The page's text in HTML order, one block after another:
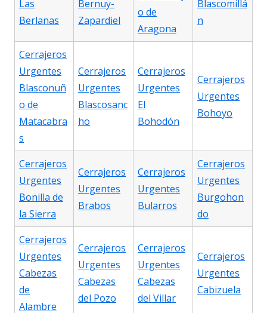
Las
Berlanas
Bernuy-
Zapardiel
o de
Aragona
Blascomillá
n
Cerrajeros
Urgentes
Blasconuñ
o de
Matacabra
s
Cerrajeros
Urgentes
Blascosanc
ho
Cerrajeros
Urgentes
El
Bohodón
Cerrajeros
Urgentes
Bohoyo
Cerrajeros
Urgentes
Bonilla de
la Sierra
Cerrajeros
Urgentes
Brabos
Cerrajeros
Urgentes
Bularros
Cerrajeros
Urgentes
Burgohon
do
Cerrajeros
Urgentes
Cabezas
de
Alambre
Cerrajeros
Urgentes
Cabezas
del Pozo
Cerrajeros
Urgentes
Cabezas
del Villar
Cerrajeros
Urgentes
Cabizuela